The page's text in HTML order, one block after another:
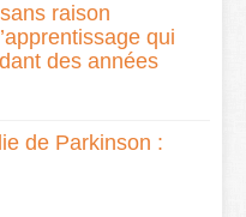
raison
qui
des années
de Parkinson :